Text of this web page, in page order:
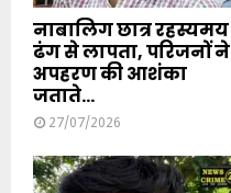
नाबालिग छात्र रहस्यमय
ढंग से लापता, परिजनों ने
अपहरण की आशंका
जताते...
27/07/2026